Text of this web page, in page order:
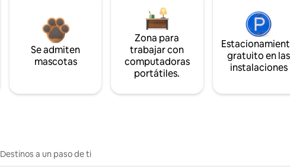
Se admiten
mascotas
Zona para
trabajar con
computadoras
portátiles.
gratuito en las
instalaciones
Destinos a un paso de ti